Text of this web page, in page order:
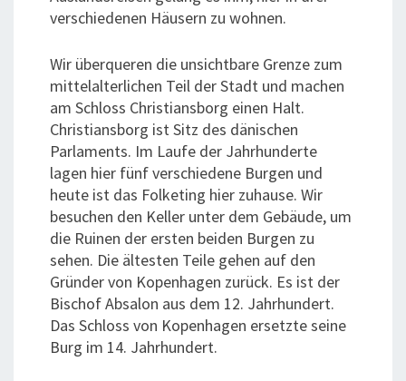
verschiedenen Häusern zu wohnen.
Wir überqueren die unsichtbare Grenze zum
mittelalterlichen Teil der Stadt und machen
am Schloss Christiansborg einen Halt.
Christiansborg ist Sitz des dänischen
Parlaments. Im Laufe der Jahrhunderte
lagen hier fünf verschiedene Burgen und
heute ist das Folketing hier zuhause. Wir
besuchen den Keller unter dem Gebäude, um
die Ruinen der ersten beiden Burgen zu
sehen. Die ältesten Teile gehen auf den
Gründer von Kopenhagen zurück. Es ist der
Bischof Absalon aus dem 12. Jahrhundert.
Das Schloss von Kopenhagen ersetzte seine
Burg im 14. Jahrhundert.